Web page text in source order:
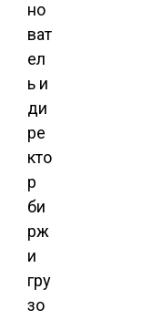
но
ват
ел
ь и
ди
ре
кто
р
би
рж
и
гру
зо